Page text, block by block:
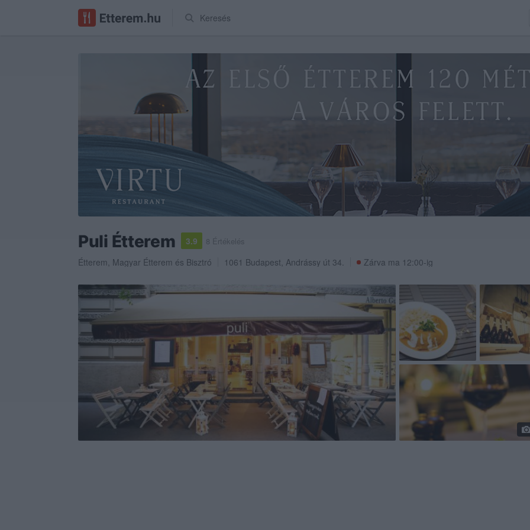
Keresés
Puli Étterem 3.9 8 Értékelés
Étterem, Magyar Étterem és Bisztró 1061 Budapest, Andrássy út 34. Zárva ma 12:00-ig